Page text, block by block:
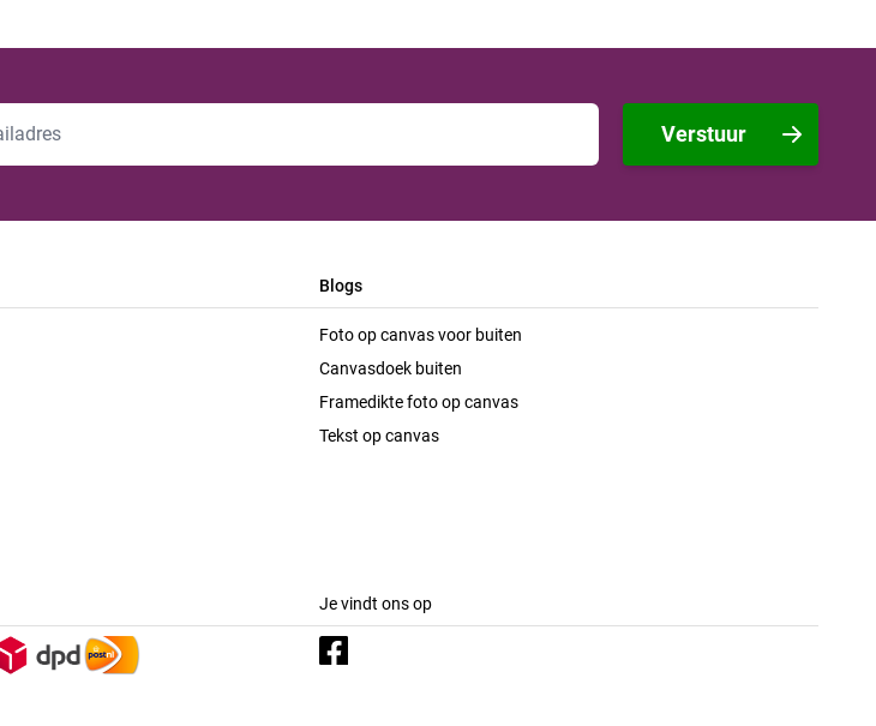
Verstuur
Blogs
Foto op canvas voor buiten
Canvasdoek buiten
Framedikte foto op canvas
Tekst op canvas
Je vindt ons op